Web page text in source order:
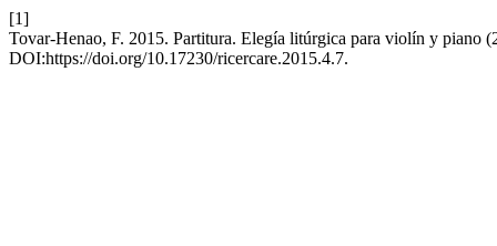
[1]
Tovar-Henao, F. 2015. Partitura. Elegía litúrgica para violín y piano
DOI:https://doi.org/10.17230/ricercare.2015.4.7.